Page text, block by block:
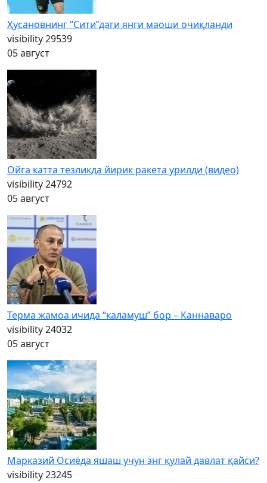
Ҳусановнинг “Сити”даги янги маоши очиқланди
visibility29539
05 август
Ойга катта тезликда йирик ракета урилди (видео)
visibility24792
05 август
Терма жамоа ичида “каламуш” бор – Каннаваро
visibility24032
05 август
Марказий Осиёда яшаш учун энг қулай давлат қайси?
visibility23245